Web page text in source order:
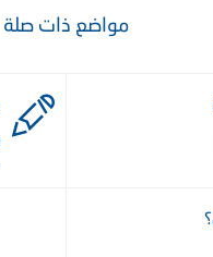
مواضع ذات صلة
القــرونُ فإنهــا لأبيكِ